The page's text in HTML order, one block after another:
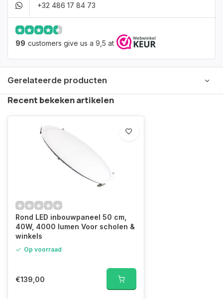
+32 486 17 84 73
99 customers give us a 9,5 at
Gerelateerde producten
Recent bekeken artikelen
Rond LED inbouwpaneel 50 cm,
40W, 4000 lumen Voor scholen &
winkels
Op voorraad
€139,00